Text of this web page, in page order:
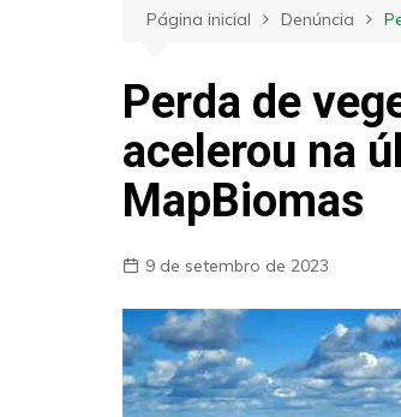
Página inicial Denúncia
Perda de
acelerou na
MapBiomas
9 de setembro de 2023